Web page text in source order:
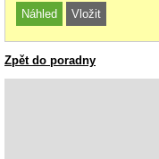
Zpět do poradny